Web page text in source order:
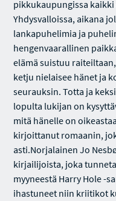
pikkukaupungissa kaikki
Yhdysvalloissa, aikana
lankapuhelimia ja
hengenvaarallinen
elämä suistuu
ketju nielaisee hänet ja
seurauksin. Totta ja
lopulta lukijan on
mitä hänelle on
kirjoittanut romaanin,
asti.Norjalainen Jo
kirjailijoista, joka
myyneestä Harry Hole -
ihastuneet niin kriitikot